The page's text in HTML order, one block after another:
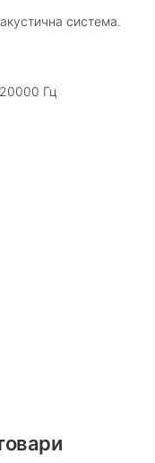
система.
Гц